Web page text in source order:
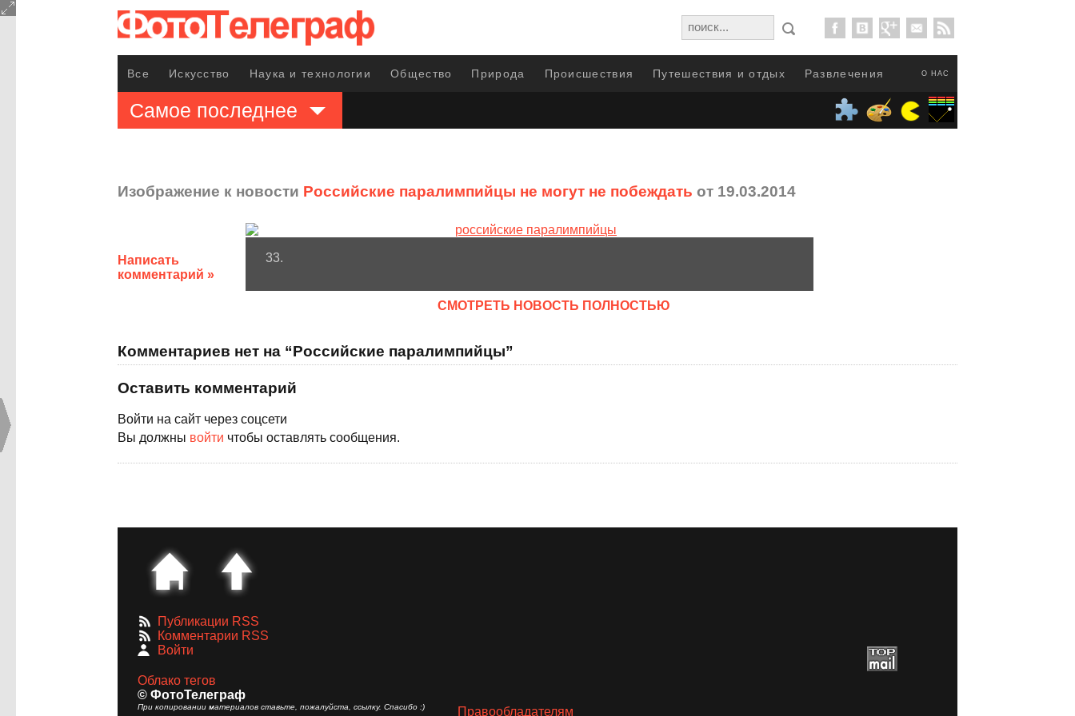
О НАС
Все Искусство Наука и технологии Общество Природа Происшествия Путешествия и отдых Развлечения
Самое последнее
Изображение к новости Российские паралимпийцы не могут не побеждать от 19.03.2014
Написать
комментарий »
33.
CМОТРЕТЬ НОВОСТЬ ПОЛНОСТЬЮ
Комментариев нет на “Российские паралимпийцы”
Оставить комментарий
Войти на сайт через соцсети
Вы должны войти чтобы оставлять сообщения.
Публикации RSS
Комментарии RSS
Войти
Облако тегов
© ФотоТелеграф
При копировании материалов ставьте, пожалуйста, ссылку. Спасибо :) Правообладателям